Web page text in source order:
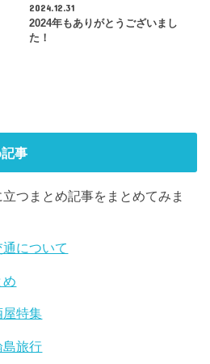
2024.12.31
2024年もありがとうございまし
た！
事
つまとめ記事をまとめてみま
について
め
屋特集
島旅行